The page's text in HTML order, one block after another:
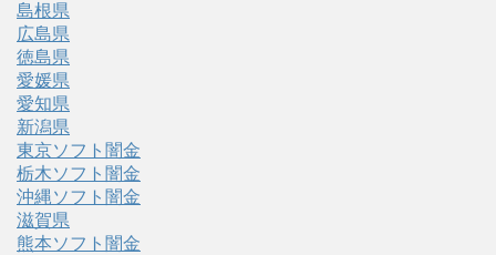
島根県
広島県
徳島県
愛媛県
愛知県
新潟県
東京ソフト闇金
栃木ソフト闇金
沖縄ソフト闇金
滋賀県
熊本ソフト闇金